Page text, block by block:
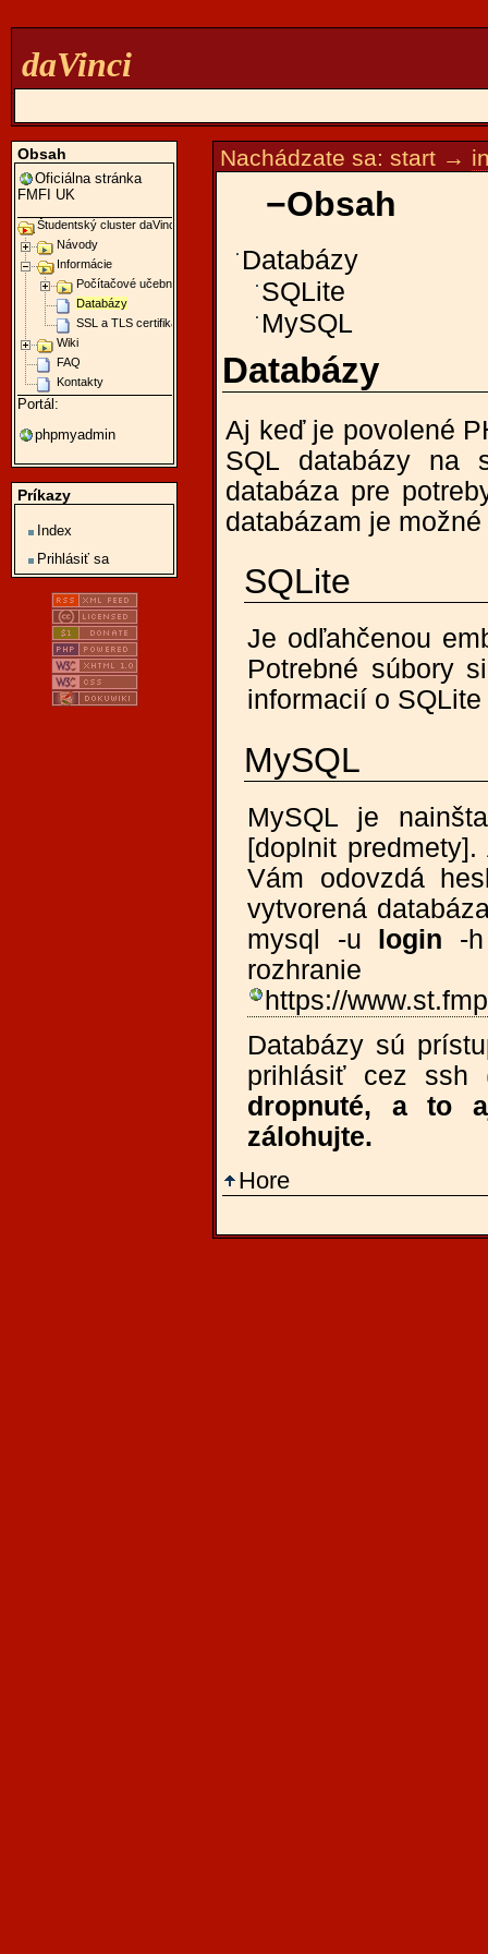
daVinci
Nachádzate sa:start →
−Obsah
Databázy
SQLite
MySQL
Databázy
Aj keď je povolené
SQL databázy na
databáza pre
databázam je
SQLite
Je odľahčenou
Potrebné súbory
informacií o
MySQL
MySQL je
[doplnit
Vám odovzdá
vytvorená
mysql -u login -
https://
Databázy sú
prihlásiť cez ssh
dropnuté, a to
zálohujte.
Hore
Obsah
Oficiálna stránka
FMFI UK
Študentský cluster daVinci
Návody
Informácie
Počítačové učebne
Databázy
SSL a TLS certifikáty
Wiki
FAQ
Kontakty
Portál:
phpmyadmin
Príkazy
Index
Prihlásiť sa